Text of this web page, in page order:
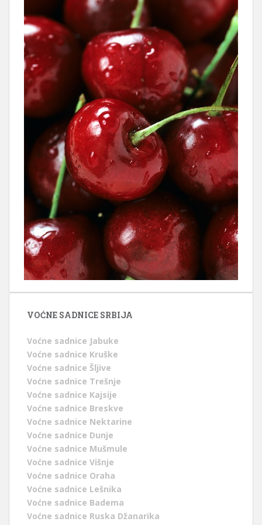
VOĆNE SADNICE SRBIJA
Voćne sadnice Jabuke
Voćne sadnice Kruške
Voćne sadnice Šljive
Voćne sadnice Trešnje
Voćne sadnice Kajsije
Voćne sadnice Breskve
Voćne sadnice Nektarine
Voćne sadnice Dunje
Voćne sadnice Mušmule
Voćne sadnice Višnje
Voćne sadnice Oraha
Voćne sadnice Lešnika
Voćne sadnice Badema
Voćne sadnice Ruska Džanarika